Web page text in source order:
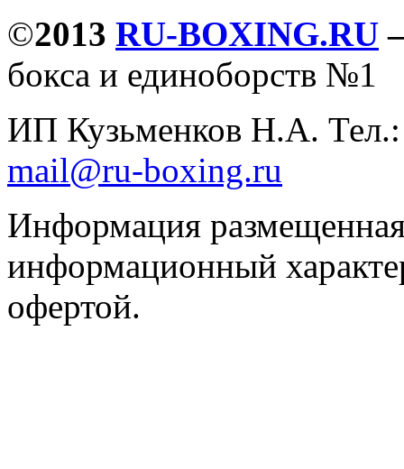
©2013 RU-BOXING.RU
бокса и единоборств №1
ИП Кузьменков Н.А.
mail@ru-boxing.ru
Информация
информационный
офертой.